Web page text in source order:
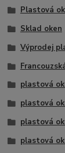
Plastová
Sklad oken
Výprodej
plastová
plastová
plastová
plastová